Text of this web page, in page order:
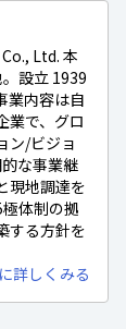
Ltd. 本
設立 1939
業内容は自
業で、グロ
ン/ビジョ
な事業継
現地調達を
体制の拠
する方針を
詳しくみる